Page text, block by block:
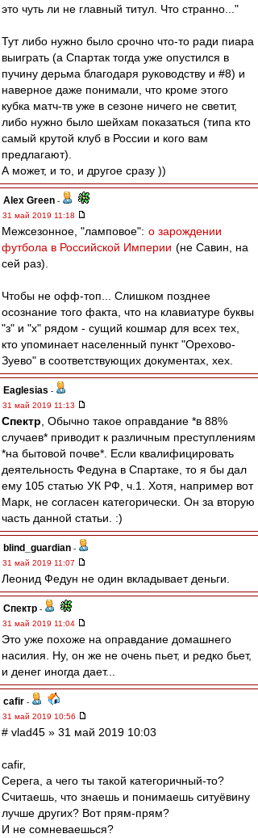
это чуть ли не главный титул. Что странно..."
Тут либо нужно было срочно что-то ради пиара
выиграть (а Спартак тогда уже опустился в
пучину дерьма благодаря руководству и #8) и
наверное даже понимали, что кроме этого
кубка матч-тв уже в сезоне ничего не светит,
либо нужно было шейхам показаться (типа кто
самый крутой клуб в России и кого вам
предлагают).
А может, и то, и другое сразу ))
Alex Green -
31 май 2019 11:18
Межсезонное, "ламповое": о зарождении
футбола в Российской Империи (не Савин, на
сей раз).
Чтобы не офф-топ... Слишком позднее
осознание того факта, что на клавиатуре буквы
"з" и "х" рядом - сущий кошмар для всех тех,
кто упоминает населенный пункт "Орехово-
Зуево" в соответствующих документах, хех.
Eaglesias -
31 май 2019 11:13
Спектр , Обычно такое оправдание *в 88%
случаев* приводит к различным преступлениям
*на бытовой почве*. Если квалифицировать
деятельность Федуна в Спартаке, то я бы дал
ему 105 статью УК РФ, ч.1. Хотя, например вот
Марк, не согласен категорически. Он за вторую
часть данной статьи. :)
blind_guardian -
31 май 2019 11:07
Леонид Федун не один вкладывает деньги.
Спектр -
31 май 2019 11:04
Это уже похоже на оправдание домашнего
насилия. Ну, он же не очень пьет, и редко бьет,
и денег иногда дает...
cafir -
31 май 2019 10:56
# vlad45 » 31 май 2019 10:03
cafir,
Серега, а чего ты такой категоричный-то?
Считаешь, что знаешь и понимаешь ситуёвину
лучше других? Вот прям-прям?
И не сомневаешься?